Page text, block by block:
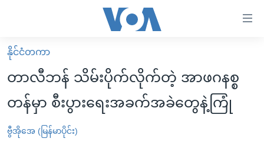
လွယ်ကူ
စေ
သည့်
များ
မူလစာမျက်နှာ
မြန်မာ
ကမ္ဘာ့သတင်းများ
နိုင်ငံတကာ
ဗွီဒီယို
နိုင်ငံတကာ
တာလီဘန် သိမ်းပိုက်လိုက်တဲ့ အာဖဂနစ္စ
တန်မှာ စီးပွားရေးအခက်အခဲတွေနဲ့ကြုံ
ဗွီအိုအေ (မြန်မာပိုင်း)